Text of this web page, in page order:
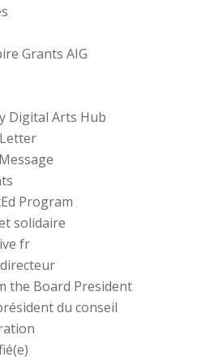
Grants AIG
Digital Arts Hub
Program
solidaire
fr
the Board President
du conseil